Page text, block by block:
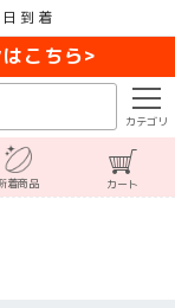
到着
こちら>
カテゴリ
着商品 カート